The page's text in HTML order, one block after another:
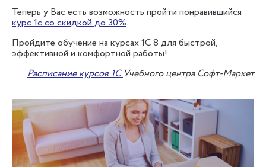
Теперь у Вас есть возможность пройти понравившийся
курс 1с со скидкой до 30%.
Пройдите обучение на курсах 1С 8 для быстрой,
эффективной и комфортной работы!
Расписание курсов 1СУчебного центра Софт-Маркет